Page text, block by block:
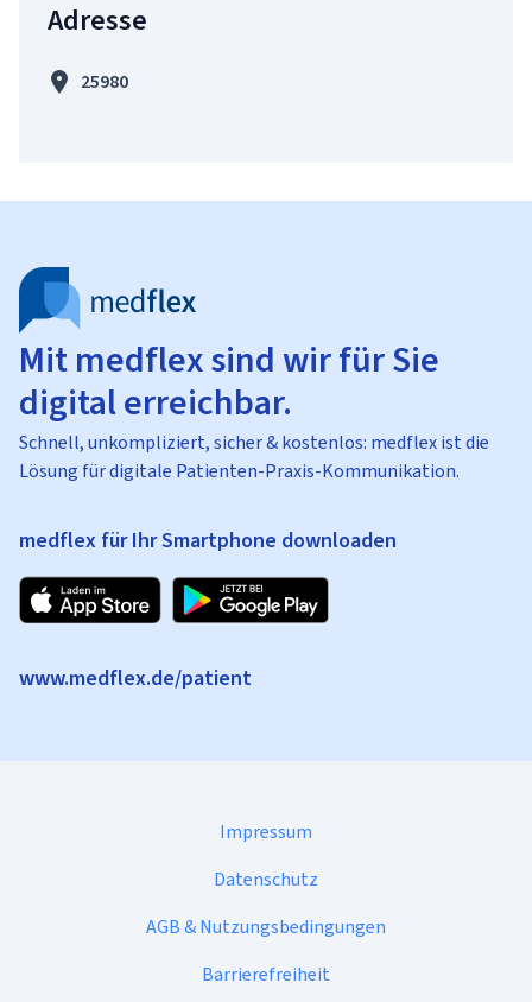
Adresse
25980
Mit medflex sind wir für Sie
digital erreichbar.
Schnell, unkompliziert, sicher & kostenlos: medflex ist die
Lösung für digitale Patienten-Praxis-Kommunikation.
medflex für Ihr Smartphone downloaden
www.medflex.de/patient
Impressum
Datenschutz
AGB & Nutzungsbedingungen
Barrierefreiheit